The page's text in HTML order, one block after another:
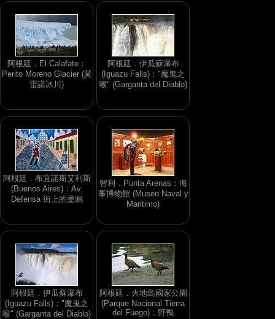
阿根廷．El Calafate：
Perito Moreno Glacier (莫
雷諾冰川)
阿根廷．伊瓜蘇瀑布
(Iguazu Falls)："魔鬼之
喉" (Garganta del Diablo)
阿根廷．布宜諾斯艾利斯
(Buenos Aires)：Av.
Defensa 街上的塗鴉
智利．Punta Arenas：海
事博物館 (Museo Naval y
Maritimo)
阿根廷．伊瓜蘇瀑布
(Iguazu Falls)："魔鬼之
喉" (Garganta del Diablo)
阿根廷．火地島國家公園
(Parque Nacional Tierra
del Fuego)：野鴨